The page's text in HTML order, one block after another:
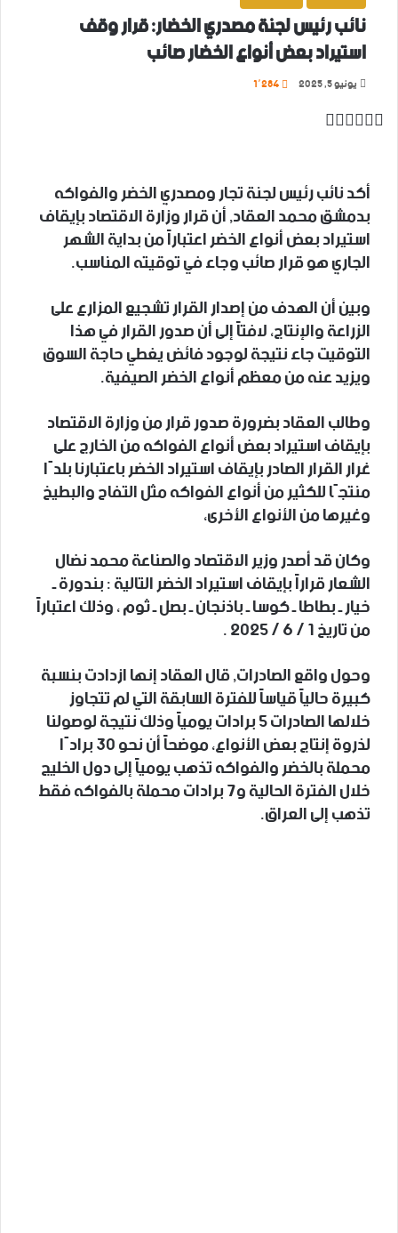
نائب رئيس لجنة مصدري الخضار: قرار وقف
استيراد بعض أنواع الخضار صائب
يونيو 5, 2025 1٬284
أكد نائب رئيس لجنة تجار ومصدري الخضر والفواكه
بدمشق محمد العقاد, أن قرار وزارة الاقتصاد بإيقاف
استيراد بعض أنواع الخضر اعتباراً من بداية الشهر
الجاري هو قرار صائب وجاء في توقيته المناسب.
وبين أن الهدف من إصدار القرار تشجيع المزارع على
الزراعة والإنتاج، لافتاً إلى أن صدور القرار في هذا
التوقيت جاء نتيجة لوجود فائض يغطي حاجة السوق
ويزيد عنه من معظم أنواع الخضر الصيفية.
وطالب العقاد بضرورة صدور قرار من وزارة الاقتصاد
بإيقاف استيراد بعض أنواع الفواكه من الخارج على
غرار القرار الصادر بإيقاف استيراد الخضر باعتبارنا بلدًا
منتجًا للكثير من أنواع الفواكه مثل التفاح والبطيخ
وغيرها من الأنواع الأخرى،
وكان قد أصدر وزير الاقتصاد والصناعة محمد نضال
الشعار قراراً بإيقاف استيراد الخضر التالية : بندورة ـ
خيار ـ بطاطا ـ كوسا ـ باذنجان ـ بصل ـ ثوم ، وذلك اعتباراً
من تاريخ 1 / 6 / 2025 .
وحول واقع الصادرات, قال العقاد إنها ازدادت بنسبة
كبيرة حالياً قياساً للفترة السابقة التي لم تتجاوز
خلالها الصادرات 5 برادات يومياً وذلك نتيجة لوصولنا
لذروة إنتاج بعض الأنواع، موضحاً أن نحو 30 برادًا
محملة بالخضر والفواكه تذهب يومياً إلى دول الخليج
خلال الفترة الحالية و7 برادات محملة بالفواكه فقط
تذهب إلى العراق.